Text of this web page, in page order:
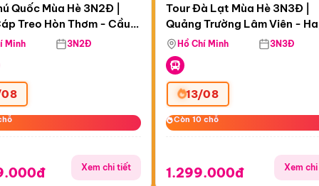
11:35:40
Treo Hòn Thơm
Quốc Mùa Hè 3N2Đ |
Treo Hòn Thơm - Cầu
Viên Nước Aquatopia
Minh 3N2Đ
Xem chi tiết
Còn06 ngày 11:35:40
Tour Đà Lạt Mùa Hè 3N3Đ |
Quảng Trường Lâm Viên -
Hill - Puppy Farm
Hồ Chí Minh 3N3Đ
13/08
Còn 10 chỗ
Còn 10 chỗ
1.299.000đ Xem